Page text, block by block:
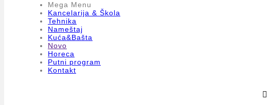
Mega Menu
Kancelarija & Škola
Tehnika
Nameštaj
Kuća&Bašta
Novo
Horeca
Putni program
Kontakt
